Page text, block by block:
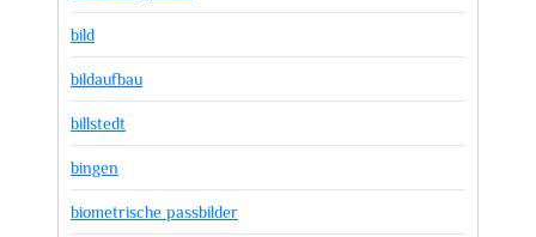
bild
bildaufbau
billstedt
bingen
biometrische passbilder